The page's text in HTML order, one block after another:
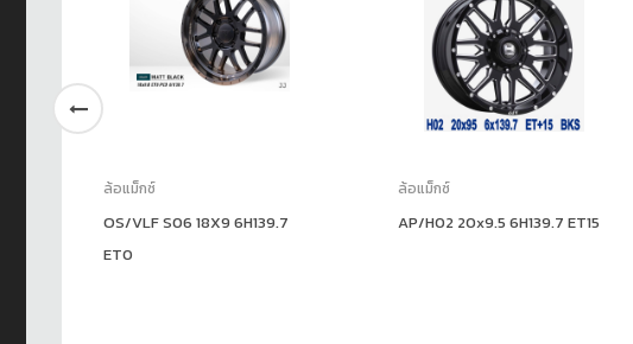
ล้อแม็กซ์
OS/VLF S06 18X9 6H139.7
ET0
ล้อแม็กซ์
AP/H02 20x9.5 6H139.7 ET15